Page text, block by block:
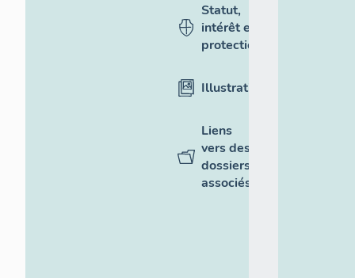
Statut,
intérêt et
protection
Illustrations
Liens
vers des
dossiers
associés